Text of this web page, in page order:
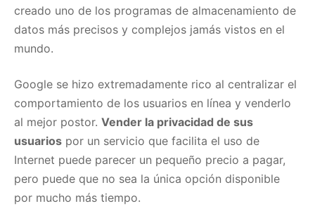
creado uno de los programas de almacenamiento de
datos más precisos y complejos jamás vistos en el
mundo.
Google se hizo extremadamente rico al centralizar el
comportamiento de los usuarios en línea y venderlo
al mejor postor. Vender la privacidad de sus
usuarios por un servicio que facilita el uso de
Internet puede parecer un pequeño precio a pagar,
pero puede que no sea la única opción disponible
por mucho más tiempo.